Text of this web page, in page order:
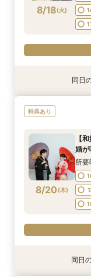
8/18(火)
8/18 火)
【
8/18 火)
【
8/18 火)
8/18 火)
【
所
8/18 火)
【
同日
特典あり
8/20 (木)
【
婚
所
同日